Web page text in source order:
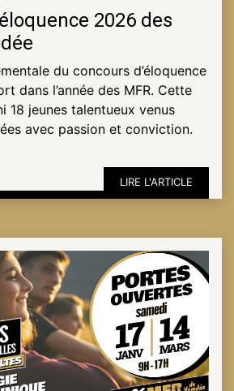
2026 des
du concours d’éloquence
dans l’année des MFR. Cette
18 jeunes talentueux venus
avec passion et conviction.
LIRE L'ARTICLE